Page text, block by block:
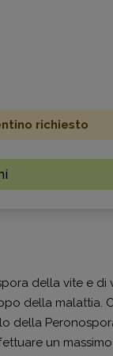
richiesto
della vite e
della malattia.
della
un